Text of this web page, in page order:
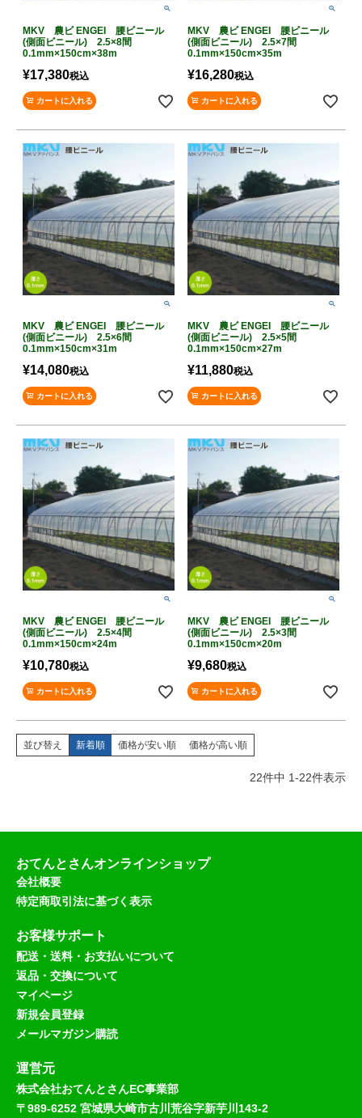
MKV 農ビ ENGEI 腰ビニール
(側面ビニール) 2.5×8間
0.1mm×150cm×38m
¥17,380税込
カートに入れる
MKV 農ビ ENGEI 腰ビニール
(側面ビニール) 2.5×7間
0.1mm×150cm×35m
¥16,280税込
カートに入れる
MKV 農ビ ENGEI 腰ビニール
(側面ビニール) 2.5×6間
0.1mm×150cm×31m
¥14,080税込
カートに入れる
MKV 農ビ ENGEI 腰ビニール
(側面ビニール) 2.5×5間
0.1mm×150cm×27m
¥11,880税込
カートに入れる
MKV 農ビ ENGEI 腰ビニール
(側面ビニール) 2.5×4間
0.1mm×150cm×24m
¥10,780税込
カートに入れる
MKV 農ビ ENGEI 腰ビニール
(側面ビニール) 2.5×3間
0.1mm×150cm×20m
¥9,680税込
カートに入れる
並び替え 新着順 価格が安い順 価格が高い順
22件中 1-22件表示
おてんとさんオンラインショップ
会社概要
特定商取引法に基づく表示
お客様サポート
配送・送料・お支払いについて
返品・交換について
マイページ
新規会員登録
メールマガジン購読
運営元
株式会社おてんとさんEC事業部
〒989-6252 宮城県大崎市古川荒谷字新芋川143-2